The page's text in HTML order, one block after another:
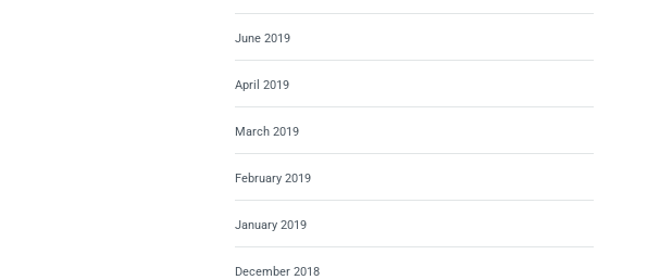
June 2019
April 2019
March 2019
February 2019
January 2019
December 2018